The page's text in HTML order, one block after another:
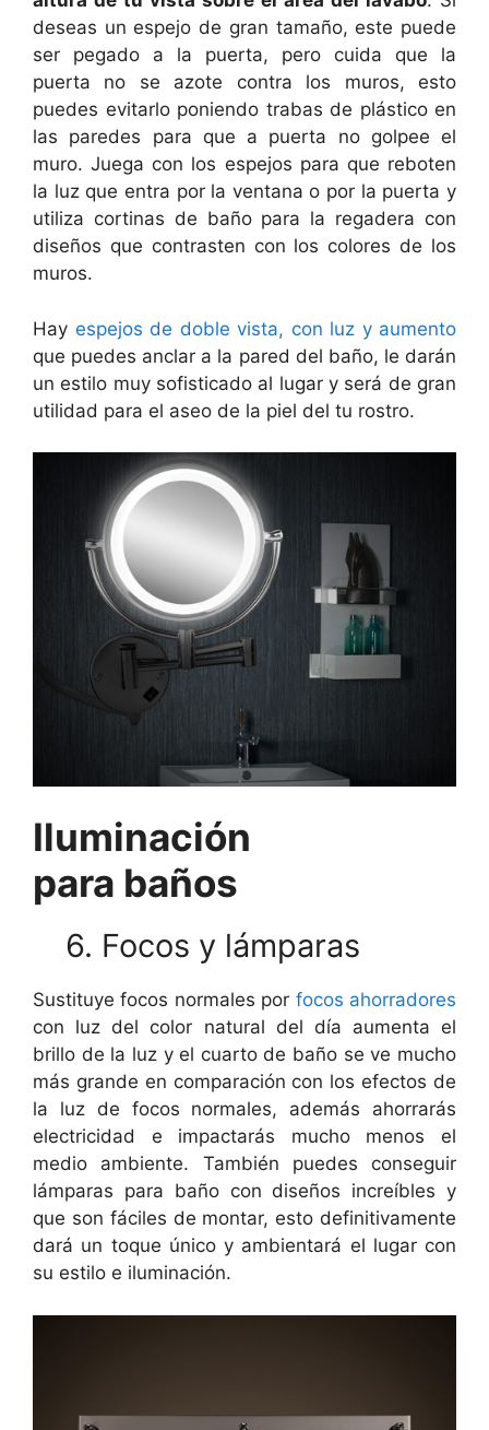
deseas un espejo de gran tamaño, este puede
ser pegado a la puerta, pero cuida que la
puerta no se azote contra los muros, esto
puedes evitarlo poniendo trabas de plástico en
las paredes para que a puerta no golpee el
muro. Juega con los espejos para que reboten
la luz que entra por la ventana o por la puerta y
utiliza cortinas de baño para la regadera con
diseños que contrasten con los colores de los
muros.
Hay espejos de doble vista, con luz y aumento
que puedes anclar a la pared del baño, le darán
un estilo muy sofisticado al lugar y será de gran
utilidad para el aseo de la piel del tu rostro.
Iluminación
para baños
6. Focos y lámparas
Sustituye focos normales por focos ahorradores
con luz del color natural del día aumenta el
brillo de la luz y el cuarto de baño se ve mucho
más grande en comparación con los efectos de
la luz de focos normales, además ahorrarás
electricidad e impactarás mucho menos el
medio ambiente. También puedes conseguir
lámparas para baño con diseños increíbles y
que son fáciles de montar, esto definitivamente
dará un toque único y ambientará el lugar con
su estilo e iluminación.